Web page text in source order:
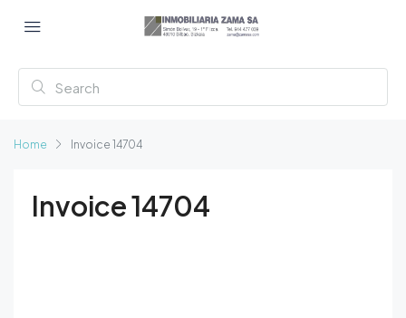
Home Invoice 14704
Invoice 14704